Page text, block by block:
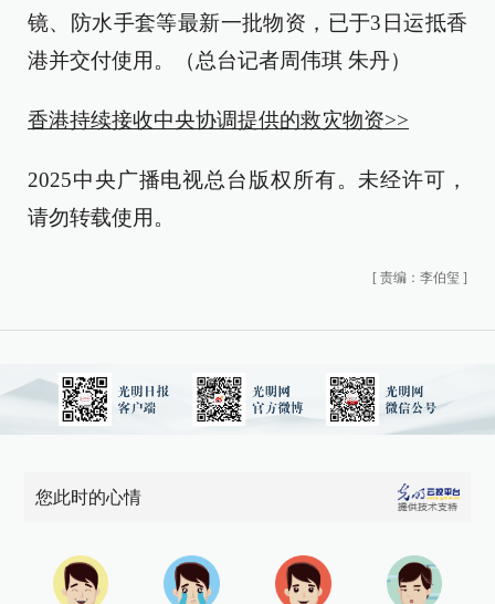
镜、防水手套等最新一批物资，已于3日运抵香
港并交付使用。（总台记者周伟琪 朱丹）
香港持续接收中央协调提供的救灾物资>>
2025中央广播电视总台版权所有。未经许可，
请勿转载使用。
[ 责编：李伯玺 ]
您此时的心情